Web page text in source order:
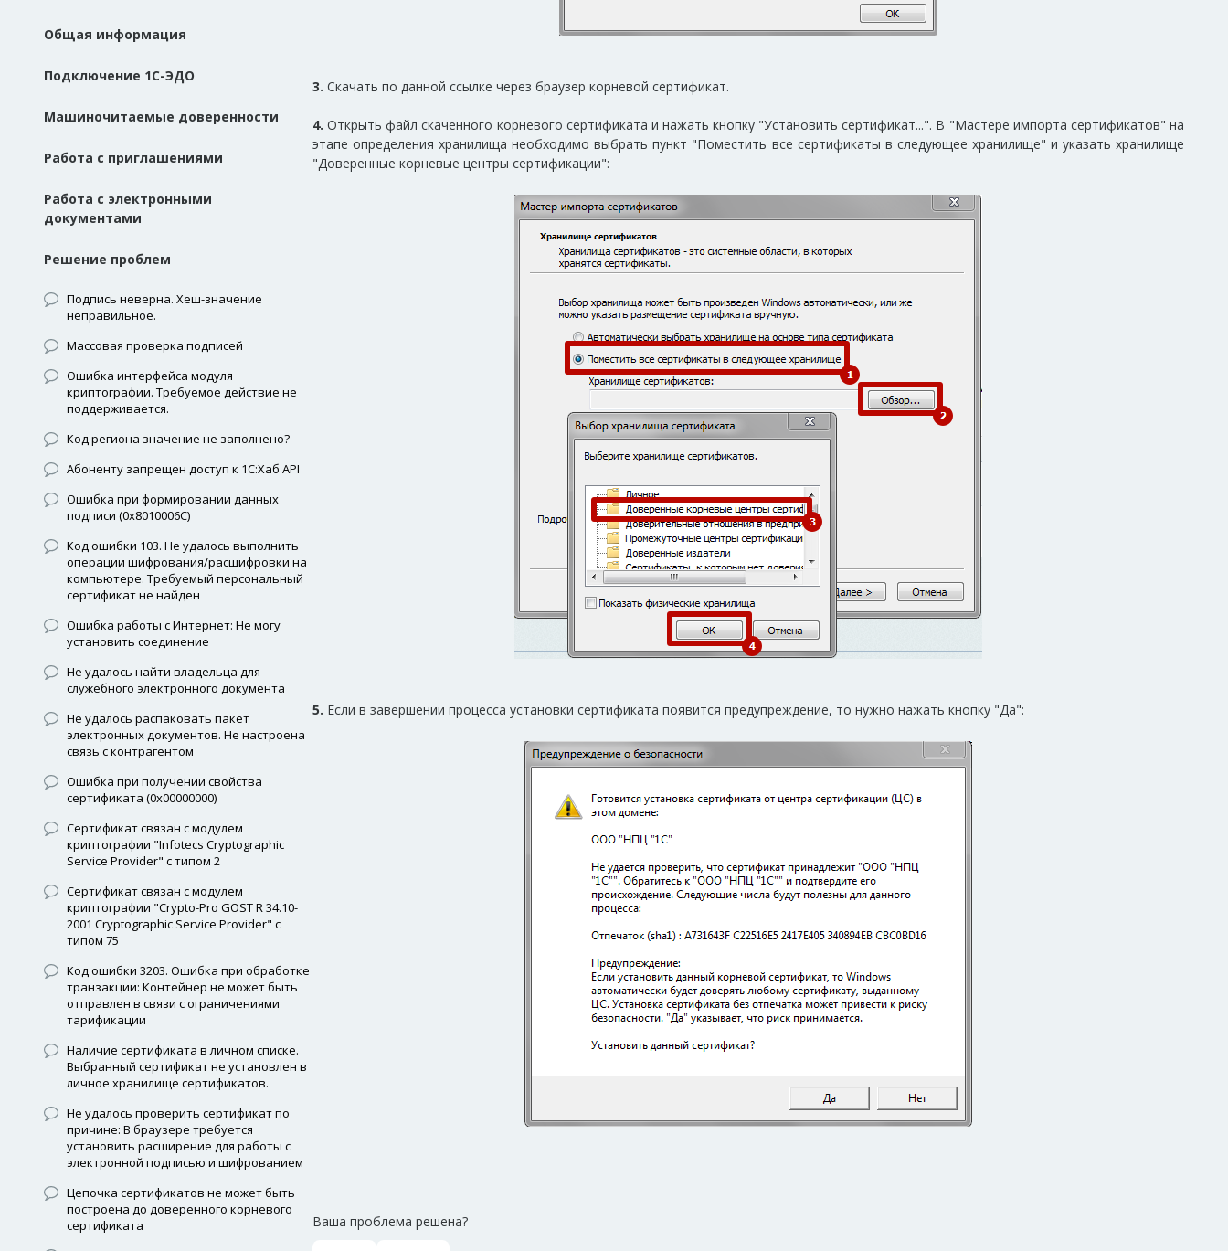
Общая информация
Подключение 1С-ЭДО
Машиночитаемые доверенности
Работа с приглашениями
Работа с электронными
документами
Решение проблем
Подпись неверна. Хеш-значение
неправильное.
Массовая проверка подписей
Ошибка интерфейса модуля
криптографии. Требуемое действие не
поддерживается.
Код региона значение не заполнено?
Абоненту запрещен доступ к 1С:Хаб API
Ошибка при формировании данных
подписи (0x8010006C)
Код ошибки 103. Не удалось выполнить
операции шифрования/расшифровки на
компьютере. Требуемый персональный
сертификат не найден
Ошибка работы с Интернет: Не могу
установить соединение
Не удалось найти владельца для
служебного электронного документа
Не удалось распаковать пакет
электронных документов. Не настроена
связь с контрагентом
Ошибка при получении свойства
сертификата (0x00000000)
Сертификат связан с модулем
криптографии "Infotecs Cryptographic
Service Provider" с типом 2
Сертификат связан с модулем
криптографии "Crypto-Pro GOST R 34.10-
2001 Cryptographic Service Provider" с
типом 75
Код ошибки 3203. Ошибка при обработке
транзакции: Контейнер не может быть
отправлен в связи с ограничениями
тарификации
Наличие сертификата в личном списке.
Выбранный сертификат не установлен в
личное хранилище сертификатов.
Не удалось проверить сертификат по
причине: В браузере требуется
установить расширение для работы с
электронной подписью и шифрованием
Цепочка сертификатов не может быть
построена до доверенного корневого
сертификата
3. Скачать по данной ссылке через браузер корневой сертификат.
4. Открыть файл скаченного корневого сертификата и нажать кнопку "Установить сертификат...". В "Мастере импорта сертификатов" на
этапе определения хранилища необходимо выбрать пункт "Поместить все сертификаты в следующее хранилище" и указать хранилище
"Доверенные корневые центры сертификации":
5. Если в завершении процесса установки сертификата появится предупреждение, то нужно нажать кнопку "Да":
Ваша проблема решена?